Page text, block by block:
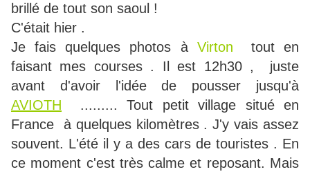
brillé de tout son saoul !
C'était hier .
Je fais quelques photos à Virton tout en
faisant mes courses . Il est 12h30 , juste
avant d'avoir l'idée de pousser jusqu'à
AVIOTH ......... Tout petit village situé en
France à quelques kilomètres . J'y vais assez
souvent. L'été il y a des cars de touristes . En
ce moment c'est très calme et reposant. Mais